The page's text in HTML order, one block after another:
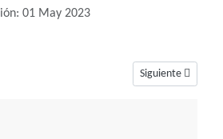
01 May 2023
juega soñar con tender ropa?Artículo siguiente:
Siguiente